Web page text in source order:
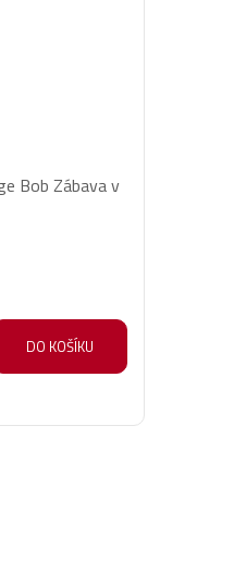
Bob Zábava v
DO KOŠÍKU